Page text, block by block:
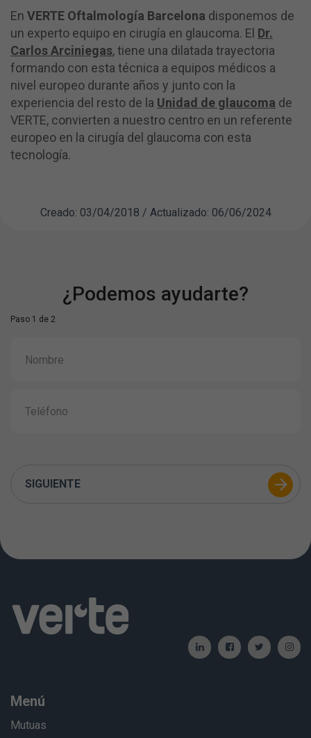
En VERTE Oftalmología Barcelona disponemos de
un experto equipo en cirugía en glaucoma. El Dr.
Carlos Arciniegas, tiene una dilatada trayectoria
formando con esta técnica a equipos médicos a
nivel europeo durante años y junto con la
experiencia del resto de la Unidad de glaucoma de
VERTE, convierten a nuestro centro en un referente
europeo en la cirugía del glaucoma con esta
tecnología.
Creado: 03/04/2018 / Actualizado: 06/06/2024
¿Podemos ayudarte?
Paso 1 de 2
SIGUIENTE
Menú
Mutuas